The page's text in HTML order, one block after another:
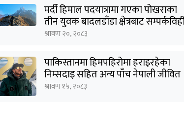
मर्दी हिमाल पदयात्रामा गएका पोखराका
तीन युवक बादलडाँडा क्षेत्रबाट
श्रावण २०, २०८३
पाकिस्तानमा हिमपहिरोमा हराइरहेका
निम्सदाइ सहित अन्य पाँच नेपाली जीवित
भेटिने आशा कमजोर, युक्तको शव
श्रावण १५, २०८३